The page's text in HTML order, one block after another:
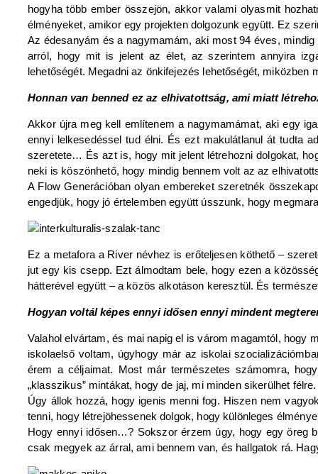
hogyha több ember összejön, akkor valami olyasmit
élményeket, amikor egy projekten dolgozunk együtt. Ez
Az édesanyám és a nagymamám, aki most 94 éves,
arról, hogy mit is jelent az élet, az szerintem annyira
lehetőségét. Megadni az önkifejezés lehetőségét, miközben
Honnan van benned ez az elhivatottság, ami miatt
Akkor újra meg kell említenem a nagymamámat, aki egy
ennyi lelkesedéssel tud élni. És ezt makulátlanul át tudta
szeretete… És azt is, hogy mit jelent létrehozni dolgokat,
neki is köszönhető, hogy mindig bennem volt az az
A Flow Generációban olyan embereket szeretnék
engedjük, hogy jó értelemben együtt ússzunk, hogy
Ez a metafora a River névhez is erőteljesen köthető –
jut egy kis csepp. Ezt álmodtam bele, hogy ezen a
hátterével együtt – a közös alkotáson keresztül. És
Hogyan voltál képes ennyi idősen ennyi mindent
Valahol elvártam, és mai napig el is várom magamtól, hogy
iskolaelső voltam, úgyhogy már az iskolai
érem a céljaimat. Most már természetes számomra,
„klasszikus” mintákat, hogy de jaj, mi minden sikerülhet félre.
Úgy állok hozzá, hogy igenis menni fog. Hiszen nem
tenni, hogy létrejöhessenek dolgok, hogy különleges
Hogy ennyi idősen…? Sokszor érzem úgy, hogy egy öreg
csak megyek az árral, ami bennem van, és hallgatok rá.